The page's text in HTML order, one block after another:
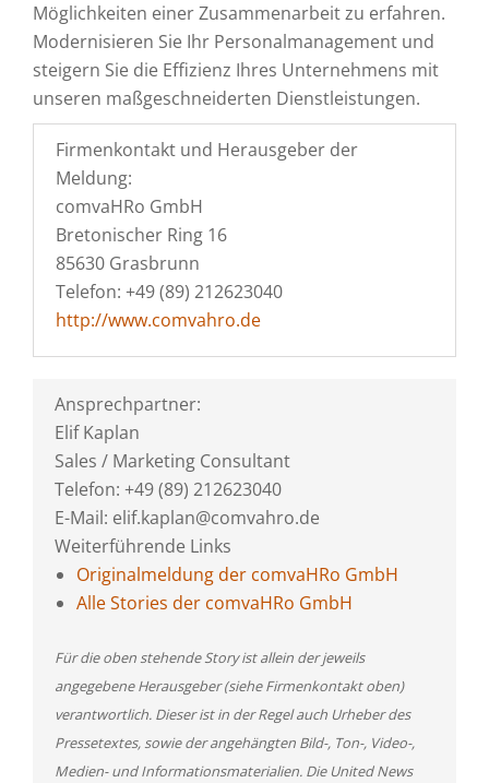
Möglichkeiten einer Zusammenarbeit zu erfahren.
Modernisieren Sie Ihr Personalmanagement und
steigern Sie die Effizienz Ihres Unternehmens mit
unseren maßgeschneiderten Dienstleistungen.
Firmenkontakt und Herausgeber der
Meldung:
comvaHRo GmbH
Bretonischer Ring 16
85630 Grasbrunn
Telefon: +49 (89) 212623040
http://www.comvahro.de
Ansprechpartner:
Elif Kaplan
Sales / Marketing Consultant
Telefon: +49 (89) 212623040
E-Mail: elif.kaplan@comvahro.de
Weiterführende Links
Originalmeldung der comvaHRo GmbH
Alle Stories der comvaHRo GmbH
Für die oben stehende Story ist allein der jeweils
angegebene Herausgeber (siehe Firmenkontakt oben)
verantwortlich. Dieser ist in der Regel auch Urheber des
Pressetextes, sowie der angehängten Bild-, Ton-, Video-,
Medien- und Informationsmaterialien. Die United News